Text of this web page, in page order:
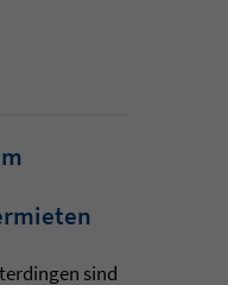
sind